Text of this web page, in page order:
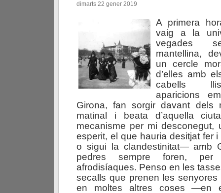
dimarts 22 gener 2019
A primera
vaig a la
vegades
mantellina,
un cercle
d’elles amb
cabells
aparicions
Girona, fan sorgir davant dels
matinal i beata d’aquella
mecanisme per mi desconegut,
esperit, el que hauria desitjat fer
o sigui la clandestinitat— amb
pedres sempre foren,
afrodisíaques. Penso en les
secalls que prenen les
en moltes altres coses —en